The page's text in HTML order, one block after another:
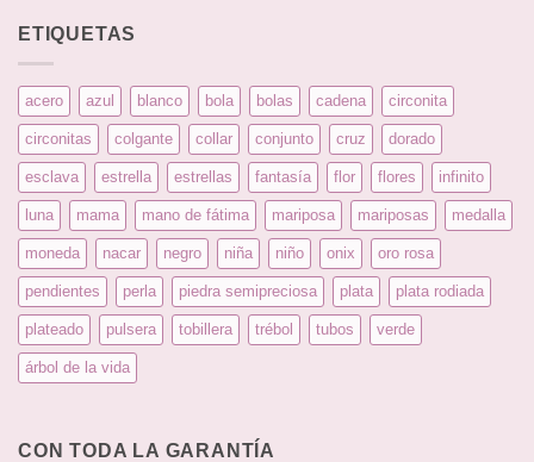
ETIQUETAS
acero azul blanco bola bolas cadena circonita
circonitas colgante collar conjunto cruz dorado
esclava estrella estrellas fantasía flor flores infinito
luna mama mano de fátima mariposa mariposas medalla
moneda nacar negro niña niño onix oro rosa
pendientes perla piedra semipreciosa plata plata rodiada
plateado pulsera tobillera trébol tubos verde
árbol de la vida
CON TODA LA GARANTÍA